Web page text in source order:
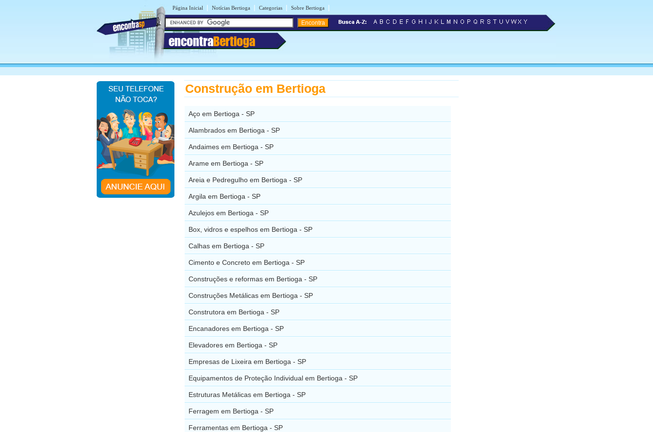
Página Inicial | Notícias Bertioga | Categorias | Sobre Bertioga |
encontraBertioga
Construção em Bertioga
Aço em Bertioga - SP
Alambrados em Bertioga - SP
Andaimes em Bertioga - SP
Arame em Bertioga - SP
Areia e Pedregulho em Bertioga - SP
Argila em Bertioga - SP
Azulejos em Bertioga - SP
Box, vidros e espelhos em Bertioga - SP
Calhas em Bertioga - SP
Cimento e Concreto em Bertioga - SP
Construções e reformas em Bertioga - SP
Construções Metálicas em Bertioga - SP
Construtora em Bertioga - SP
Encanadores em Bertioga - SP
Elevadores em Bertioga - SP
Empresas de Lixeira em Bertioga - SP
Equipamentos de Proteção Individual em Bertioga - SP
Estruturas Metálicas em Bertioga - SP
Ferragem em Bertioga - SP
Ferramentas em Bertioga - SP